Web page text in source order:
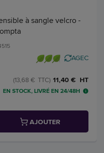
à sangle velcro -
AGEC
11,40 € HT
(13,68 € TTC)
EN STOCK, LIVRÉ EN 24/48H
AJOUTER